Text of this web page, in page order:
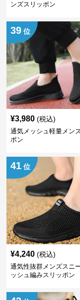
ンズスリッポン
39 位
¥3,980 (税込)
通気メッシュ軽量メン
ポン
41 位
¥4,240 (税込)
通気性抜群メンズスニ
ッシュ編みスリッポン